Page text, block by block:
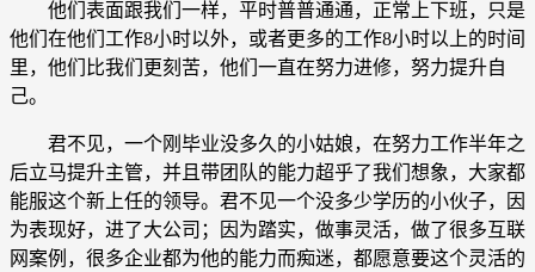
他们表面跟我们一样，平时普普通通，正常上下班，只是
他们在他们工作8小时以外，或者更多的工作8小时以上的时间
里，他们比我们更刻苦，他们一直在努力进修，努力提升自
己。
君不见，一个刚毕业没多久的小姑娘，在努力工作半年之
后立马提升主管，并且带团队的能力超乎了我们想象，大家都
能服这个新上任的领导。君不见一个没多少学历的小伙子，因
为表现好，进了大公司；因为踏实，做事灵活，做了很多互联
网案例，很多企业都为他的能力而痴迷，都愿意要这个灵活的